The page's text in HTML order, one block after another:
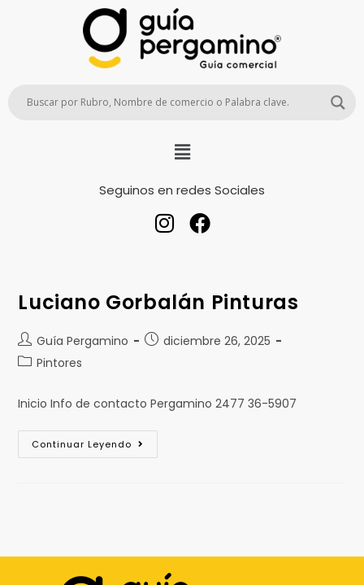
Seguinos en redes Sociales
Luciano Gorbalán Pinturas
Guía Pergamino
diciembre 26, 2025
Pintores
Inicio Info de contacto Pergamino 2477 36-5907
Continuar Leyendo